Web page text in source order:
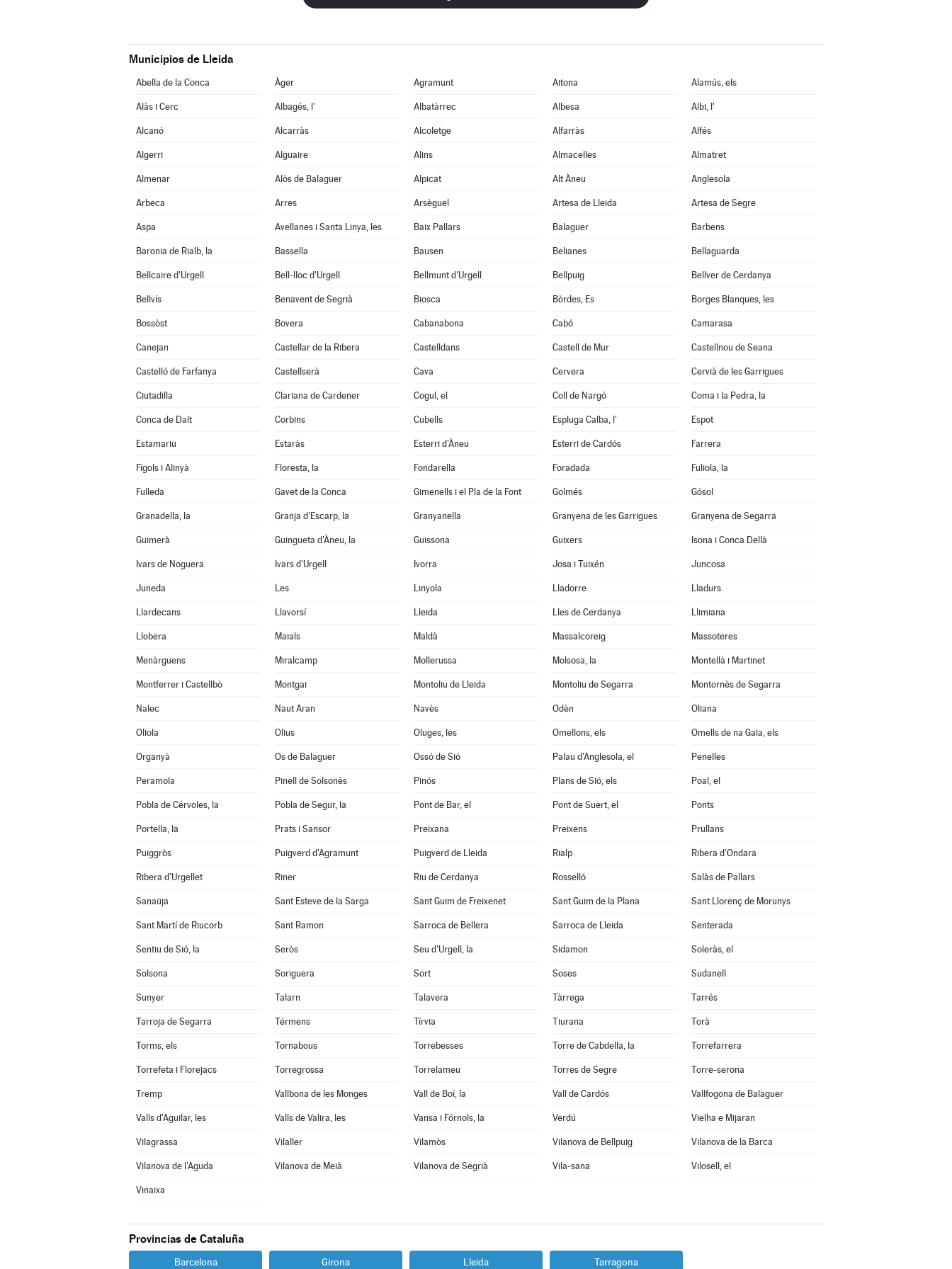
Municipios de Lleida
Abella de la Conca Àger Agramunt Aitona Alamús, els
Alàs i Cerc Albagés, l' Albatàrrec Albesa Albi, l'
Alcanó Alcarràs Alcoletge Alfarràs Alfés
Algerri Alguaire Alins Almacelles Almatret
Almenar Alòs de Balaguer Alpicat Alt Àneu Anglesola
Arbeca Arres Arsèguel Artesa de Lleida Artesa de Segre
Aspa Avellanes i Santa Linya, les Baix Pallars Balaguer Barbens
Baronia de Rialb, la Bassella Bausen Belianes Bellaguarda
Bellcaire d'Urgell Bell-lloc d'Urgell Bellmunt d'Urgell Bellpuig Bellver de Cerdanya
Bellvís Benavent de Segrià Biosca Bòrdes, Es Borges Blanques, les
Bossòst Bovera Cabanabona Cabó Camarasa
Canejan Castellar de la Ribera Castelldans Castell de Mur Castellnou de Seana
Castelló de Farfanya Castellserà Cava Cervera Cervià de les Garrigues
Ciutadilla Clariana de Cardener Cogul, el Coll de Nargó Coma i la Pedra, la
Conca de Dalt Corbins Cubells Espluga Calba, l' Espot
Estamariu Estaràs Esterri d'Àneu Esterri de Cardós Farrera
Fígols i Alinyà Floresta, la Fondarella Foradada Fuliola, la
Fulleda Gavet de la Conca Gimenells i el Pla de la Font Golmés Gósol
Granadella, la Granja d'Escarp, la Granyanella Granyena de les Garrigues Granyena de Segarra
Guimerà Guingueta d'Àneu, la Guissona Guixers Isona i Conca Dellà
Ivars de Noguera Ivars d'Urgell Ivorra Josa i Tuixén Juncosa
Juneda Les Linyola Lladorre Lladurs
Llardecans Llavorsí Lleida Lles de Cerdanya Llimiana
Llobera Maials Maldà Massalcoreig Massoteres
Menàrguens Miralcamp Mollerussa Molsosa, la Montellà i Martinet
Montferrer i Castellbò Montgai Montoliu de Lleida Montoliu de Segarra Montornès de Segarra
Nalec Naut Aran Navès Odèn Oliana
Oliola Olius Oluges, les Omellons, els Omells de na Gaia, els
Organyà Os de Balaguer Ossó de Sió Palau d'Anglesola, el Penelles
Peramola Pinell de Solsonès Pinós Plans de Sió, els Poal, el
Pobla de Cérvoles, la Pobla de Segur, la Pont de Bar, el Pont de Suert, el Ponts
Portella, la Prats i Sansor Preixana Preixens Prullans
Puiggròs Puigverd d'Agramunt Puigverd de Lleida Rialp Ribera d'Ondara
Ribera d'Urgellet Riner Riu de Cerdanya Rosselló Salàs de Pallars
Sanaüja Sant Esteve de la Sarga Sant Guim de Freixenet Sant Guim de la Plana Sant Llorenç de Morunys
Sant Martí de Riucorb Sant Ramon Sarroca de Bellera Sarroca de Lleida Senterada
Sentiu de Sió, la Seròs Seu d'Urgell, la Sidamon Soleràs, el
Solsona Soriguera Sort Soses Sudanell
Sunyer Talarn Talavera Tàrrega Tarrés
Tarroja de Segarra Térmens Tírvia Tiurana Torà
Torms, els Tornabous Torrebesses Torre de Cabdella, la Torrefarrera
Torrefeta i Florejacs Torregrossa Torrelameu Torres de Segre Torre-serona
Tremp Vallbona de les Monges Vall de Boí, la Vall de Cardós Vallfogona de Balaguer
Valls d'Aguilar, les Valls de Valira, les Vansa i Fórnols, la Verdú Vielha e Mijaran
Vilagrassa Vilaller Vilamòs Vilanova de Bellpuig Vilanova de la Barca
Vilanova de l'Aguda Vilanova de Meià Vilanova de Segrià Vila-sana Vilosell, el
Vinaixa
Provincias de Cataluña
Barcelona Girona Lleida Tarragona